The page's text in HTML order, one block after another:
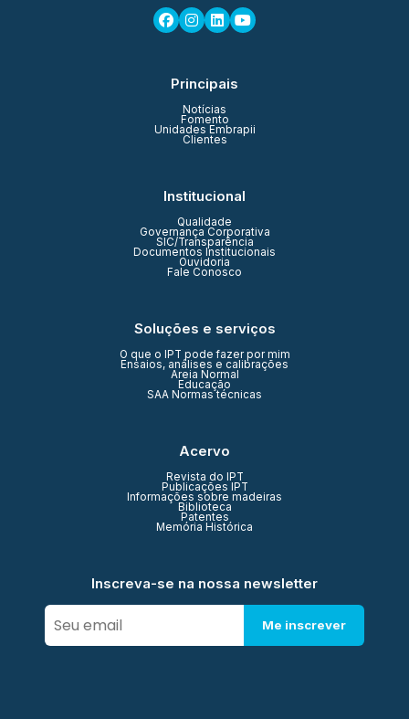
Principais
Notícias
Fomento
Unidades Embrapii
Clientes
Institucional
Qualidade
Governança Corporativa
SIC/Transparência
Documentos Institucionais
Ouvidoria
Fale Conosco
Soluções e serviços
O que o IPT pode fazer por mim
Ensaios, análises e calibrações
Areia Normal
Educação
SAA Normas técnicas
Acervo
Revista do IPT
Publicações IPT
Informações sobre madeiras
Biblioteca
Patentes
Memória Histórica
Inscreva-se na nossa newsletter
Me inscrever